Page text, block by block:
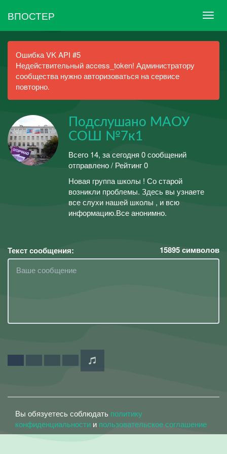
ВПОСТЕР
Ошибка VK API #5
Недействительный access_token! Администратору
сообщества нужно авторизоваться на сервисе
повторно.
Подслушано МАОУ
СОШ №7к1
Всего 14, за сегодня 0 сообщений
отправлено / Рейтинг 0
Новая группа школы ! Со старой
возникли проблемы. Здесь вы узнаете
все слухи нашей школы , и всю
информацию.Все анонимно.
Текст сообщения: 15895символов
Вы обязуетесь соблюдать политику
конфиденциальности и пользовательское соглашение